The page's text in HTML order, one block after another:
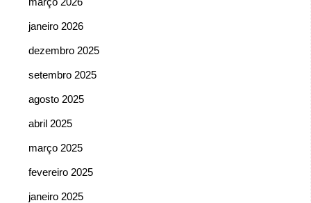
janeiro 2026
dezembro 2025
setembro 2025
agosto 2025
abril 2025
março 2025
fevereiro 2025
janeiro 2025